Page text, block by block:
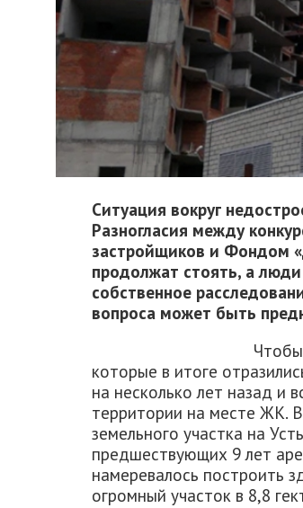
Ситуация вокруг
Разногласия между
застройщиков и Фондом
продолжат стоять, а
собственное
вопроса может быть
которые в итоге
на несколько лет назад и
территории на месте ЖК.
земельного участка на
предшествующих 9 лет
намеревалось построить
огромный участок в 8,8